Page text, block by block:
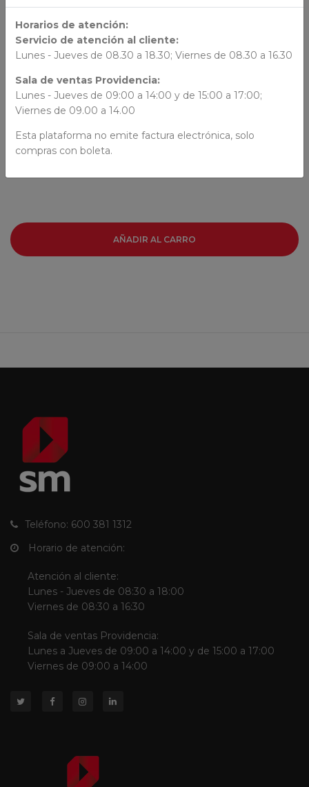
23x15x1.4
ORIGEN
Chile
María Francisca Kelly
AÑADIR AL CARRO
Teléfono: 600 381 1312
Horario de atención:
Atención al cliente:
Lunes - Jueves de 08:30 a 18:00
Viernes de 08:30 a 16:30
Sala de ventas Providencia:
Lunes a Jueves de 09:00 a 14:00 y de 15:00 a 17:00
Viernes de 09:00 a 14:00
Horarios de atención:
Servicio de atención al cliente:
Lunes - Jueves de 08.30 a 18.30; Viernes de 08.30 a 16.30
Sala de ventas Providencia:
Lunes - Jueves de 09:00 a 14:00 y de 15:00 a 17:00;
Viernes de 09.00 a 14.00
Esta plataforma no emite factura electrónica, solo
compras con boleta.